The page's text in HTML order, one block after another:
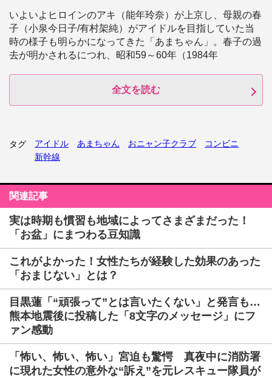
いよいよヒロインのアキ（能年玲奈）が上京し、母親の春
子（小泉今日子/有村架純）がアイドルを目指していた当
時の様子も明らかになってきた「あまちゃん」。春子の過
去が明かされるにつれ、昭和59～60年（1984年
全文を読む
タグ アイドル あまちゃん おニャン子クラブ
コンビニ
新幹線
関連記事
実は時期も慣習も地域によってさまざまだった！
「お盆」にまつわる豆知識
これがよかった！女性たちが経験した効果のあった
「おまじない」とは？
目黒蓮「“頑張って”とは言いたくない」と発言も…
熊本地震後に投稿した「8文字のメッセージ」にフ
ァン感動
「怖い、怖い、怖い」宮迫も驚愕 真夜中に消防署
に現れた女性の意外な“訴え”を元レスキュー隊員が